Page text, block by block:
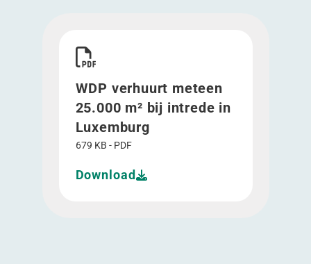
WDP verhuurt meteen
25.000 m² bij intrede in
Luxemburg
679 KB - PDF
Download